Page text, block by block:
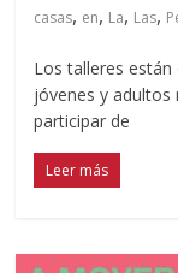
casas, en, La, Las,
Los talleres
jóvenes y adultos
participar de
Leer más